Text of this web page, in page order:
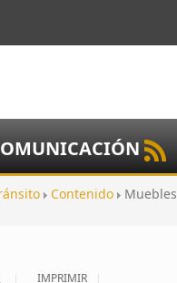
OMUNICACIÓN
Contenido Muebles
IMPRIMIR